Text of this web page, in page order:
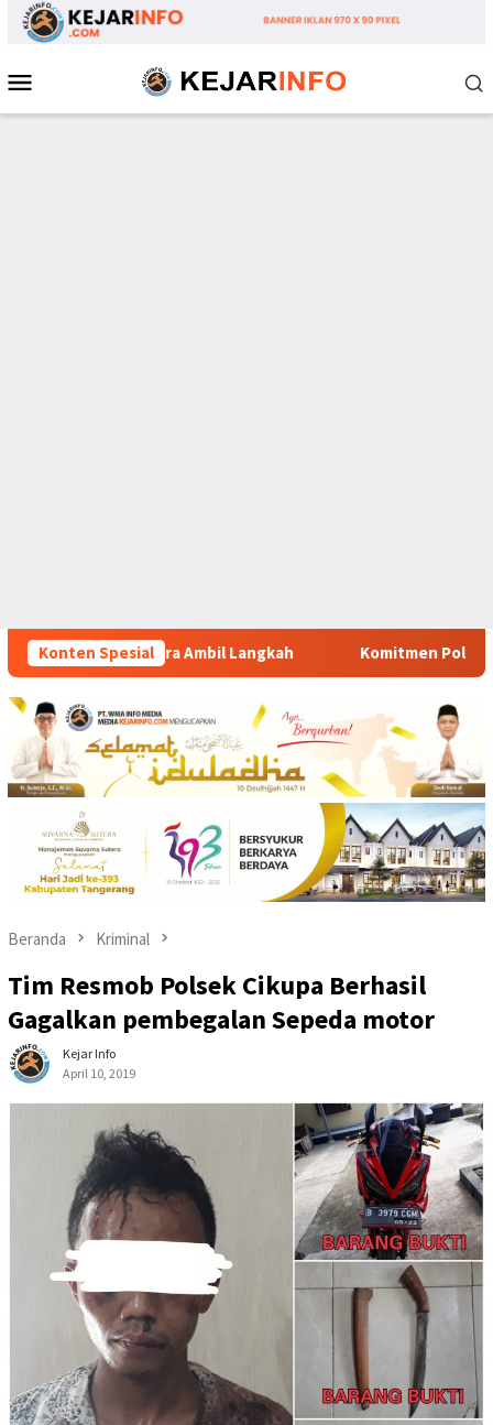
Loncat
Mobile
Konten Spesial
Komitmen Polsek Tigaraksa Tindak Tegas Peredaran
Beranda Kriminal
Tim Resmob Polsek Cikupa Berhasil
Gagalkan pembegalan Sepeda motor
Kejar Info
April 10, 2019